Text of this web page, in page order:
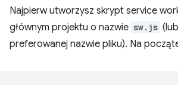
Najpierw utworzysz skrypt service
głównym projektu o nazwie sw.js
preferowanej nazwie pliku). Na